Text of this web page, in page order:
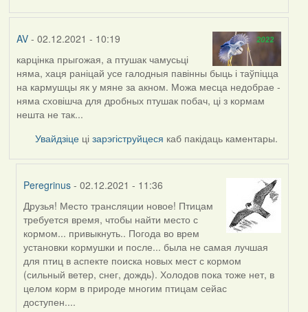
AV- 02.12.2021 - 10:19
карцінка прыгожая, а птушак чамусьці
няма, хаця раніцай усе галодныя павінны быць і таўпіцца
на кармушцы як у мяне за акном. Можа месца недобрае -
няма сховішча для дробных птушак побач, ці з кормам
нешта не так...
Увайдзіце цізарэгіструйцеся каб пакідаць каментары.
Peregrinus - 02.12.2021 - 11:36
In
reply
to
by
AV
Друзья! Место трансляции новое! Птицам
требуется время, чтобы найти место с
кормом... привыкнуть.. Погода во врем
установки кормушки и после... была не самая лучшая
для птиц в аспекте поиска новых мест с кормом
(сильный ветер, снег, дождь). Холодов пока тоже нет, в
целом корм в природе многим птицам сейас
доступен....